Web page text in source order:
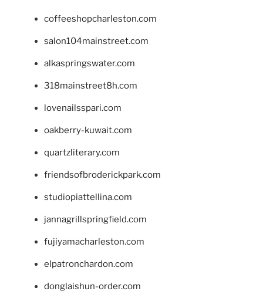
coffeeshopcharleston.com
salon104mainstreet.com
alkaspringswater.com
318mainstreet8h.com
lovenailsspari.com
oakberry-kuwait.com
quartzliterary.com
friendsofbroderickpark.com
studiopiattellina.com
jannagrillspringfield.com
fujiyamacharleston.com
elpatronchardon.com
donglaishun-order.com